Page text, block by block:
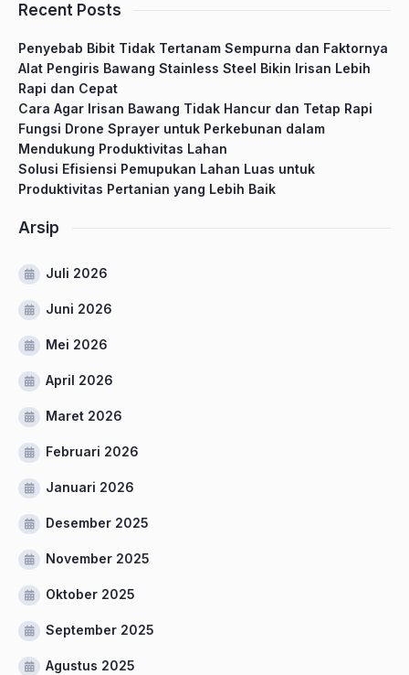
Recent Posts
Penyebab Bibit Tidak Tertanam Sempurna dan Faktornya
Alat Pengiris Bawang Stainless Steel Bikin Irisan Lebih
Rapi dan Cepat
Cara Agar Irisan Bawang Tidak Hancur dan Tetap Rapi
Fungsi Drone Sprayer untuk Perkebunan dalam
Mendukung Produktivitas Lahan
Solusi Efisiensi Pemupukan Lahan Luas untuk
Produktivitas Pertanian yang Lebih Baik
Arsip
Juli 2026
Juni 2026
Mei 2026
April 2026
Maret 2026
Februari 2026
Januari 2026
Desember 2025
November 2025
Oktober 2025
September 2025
Agustus 2025